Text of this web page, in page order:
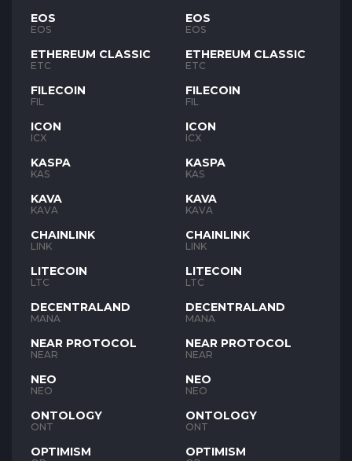
EOS
EOS
ETHEREUM CLASSIC
ETC
FILECOIN
FIL
ICON
ICX
KASPA
KAS
KAVA
KAVA
CHAINLINK
LINK
LITECOIN
LTC
DECENTRALAND
MANA
NEAR PROTOCOL
NEAR
NEO
NEO
ONTOLOGY
ONT
OPTIMISM
EOS
EOS
ETHEREUM CLASSIC
ETC
FILECOIN
FIL
ICON
ICX
KASPA
KAS
KAVA
KAVA
CHAINLINK
LINK
LITECOIN
LTC
DECENTRALAND
MANA
NEAR PROTOCOL
NEAR
NEO
NEO
ONTOLOGY
ONT
OPTIMISM